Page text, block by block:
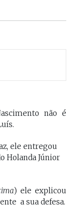
não é
ele entregou
Holanda Júnior
) ele explicou
a sua defesa.